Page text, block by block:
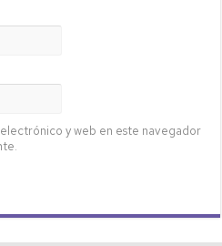
y web en este navegador